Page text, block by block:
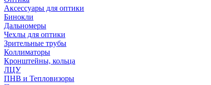
Аксессуары для оптики
Бинокли
Дальномеры
Чехлы для оптики
Зрительные трубы
Коллиматоры
Кронштейны, кольца
ЛЦУ
ПНВ и Тепловизоры